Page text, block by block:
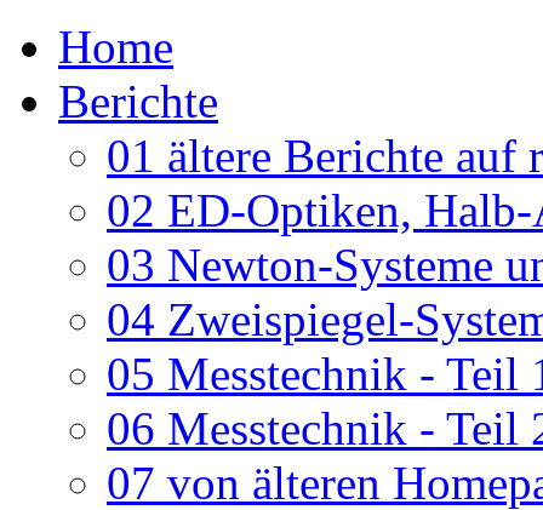
Home
Berichte
01 ältere Berichte auf
02 ED-Optiken, Halb-
03 Newton-Systeme
04 Zweispiegel-
05 Messtechnik - Teil
06 Messtechnik - Teil
07 von älteren